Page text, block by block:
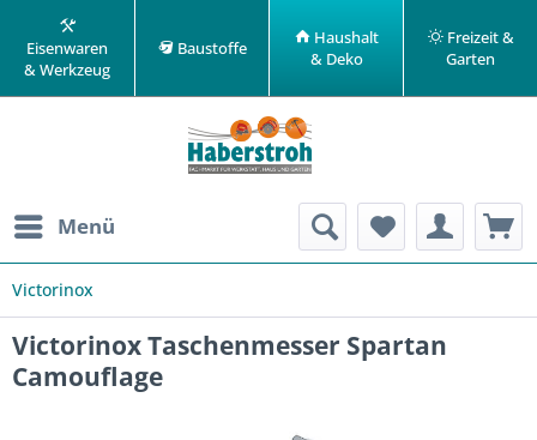
Eisenwaren
& Werkzeug
Baustoffe
Haushalt
& Deko
Freizeit &
Garten
Menü
Victorinox
Victorinox Taschenmesser Spartan
Camouflage